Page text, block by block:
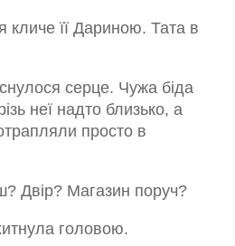
її Дариною. Тата в
серце. Чужа біда
неї надто близько, а
просто в
Двір? Магазин поруч?
головою.